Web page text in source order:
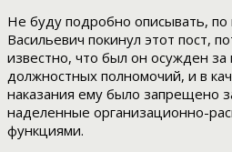
Не буду подробно описывать, по
Васильевич покинул этот пост,
известно, что был он осужден
должностных полномочий, и в
наказания ему было запрещено
наделенные организационно-
функциями.